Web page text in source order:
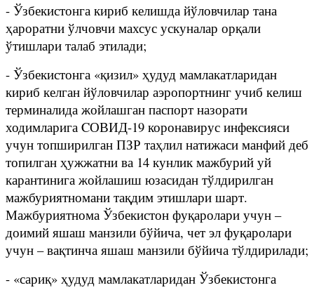
- Ўзбекистонга кириб келишда йўловчилар тана
ҳароратни ўлчовчи махсус ускуналар орқали
ўтишлари талаб этилади;
- Ўзбекистонга «қизил» ҳудуд мамлакатларидан
кириб келган йўловчилар аэропортнинг учиб келиш
терминалида жойлашган паспорт назорати
ходимларига CОВИД-19 коронавирус инфексияси
учун топширилган ПЗР таҳлил натижаси манфий деб
топилган ҳужжатни ва 14 кунлик мажбурий уй
карантинига жойлашиш юзасидан тўлдирилган
мажбуриятномани тақдим этишлари шарт.
Мажбуриятнома Ўзбекистон фуқаролари учун –
доимий яшаш манзили бўйича, чет эл фуқаролари
учун – вақтинча яшаш манзили бўйича тўлдирилади;
- «сариқ» ҳудуд мамлакатларидан Ўзбекистонга